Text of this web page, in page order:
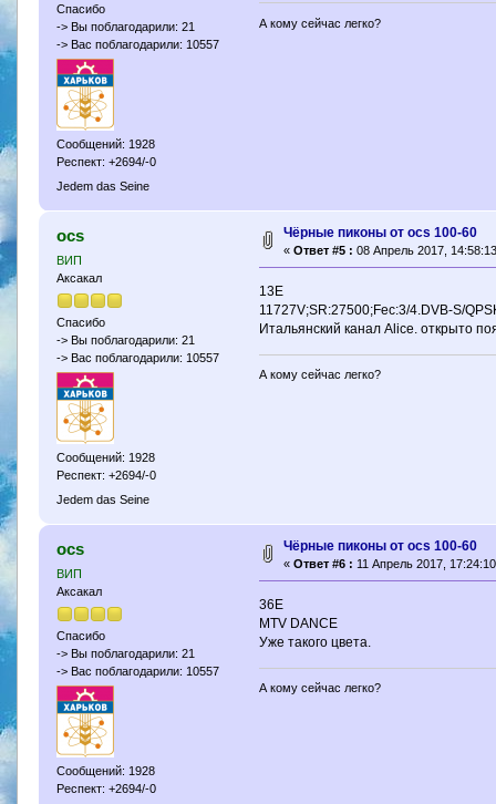
Спасибо
-> Вы поблагодарили: 21
-> Вас поблагодарили: 10557
Сообщений: 1928
Респект: +2694/-0
Jedem das Seine
А кому сейчас легко?
ocs
ВИП
Аксакал
Спасибо
-> Вы поблагодарили: 21
-> Вас поблагодарили: 10557
Сообщений: 1928
Респект: +2694/-0
Jedem das Seine
Чёрные пиконы от ocs 100-60
« Ответ #5 : 08 Апрель 2017,
13Е
11727V;SR:27500;Fec:3/4.DVB-S/
Итальянский канал Alice. открыто
А кому сейчас легко?
ocs
ВИП
Аксакал
Спасибо
-> Вы поблагодарили: 21
-> Вас поблагодарили: 10557
Сообщений: 1928
Респект: +2694/-0
Чёрные пиконы от ocs 100-60
« Ответ #6 : 11 Апрель 2017,
36Е
MTV DANCE
Уже такого цвета.
А кому сейчас легко?